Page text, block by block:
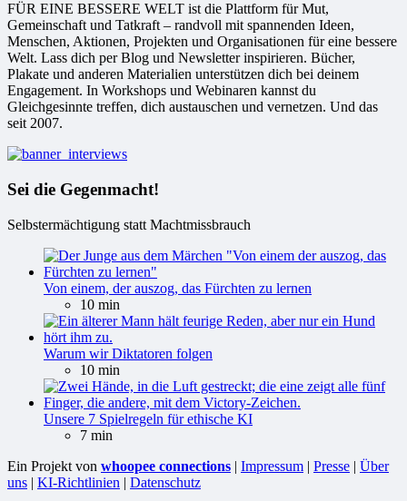
FÜR EINE BESSERE WELT ist die Plattform für Mut,
Gemeinschaft und Tatkraft – randvoll mit spannenden Ideen,
Menschen, Aktionen, Projekten und Organisationen für eine bessere
Welt. Lass dich per Blog und Newsletter inspirieren. Bücher,
Plakate und anderen Materialien unterstützen dich bei deinem
Engagement. In Workshops und Webinaren kannst du
Gleichgesinnte treffen, dich austauschen und vernetzen. Und das
seit 2007.
Sei die Gegenmacht!
Selbstermächtigung statt Machtmissbrauch
Von einem, der auszog, das Fürchten zu lernen
10 min
Warum wir Diktatoren folgen
10 min
Unsere 7 Spielregeln für ethische KI
7 min
Ein Projekt von whoopee connections | Impressum | Presse | Über
uns | KI-Richtlinien | Datenschutz